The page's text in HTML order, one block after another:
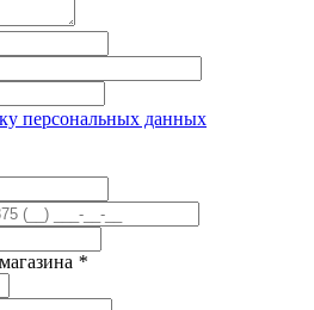
персональных данных
*